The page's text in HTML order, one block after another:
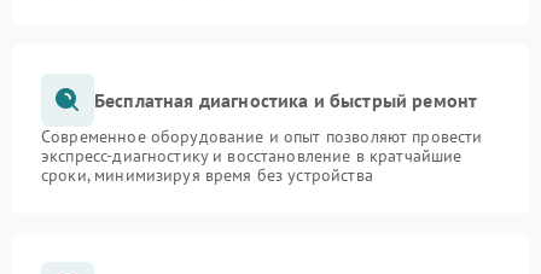
Бесплатная диагностика и быстрый ремонт
Современное оборудование и опыт позволяют провести
экспресс-диагностику и восстановление в кратчайшие
сроки, минимизируя время без устройства